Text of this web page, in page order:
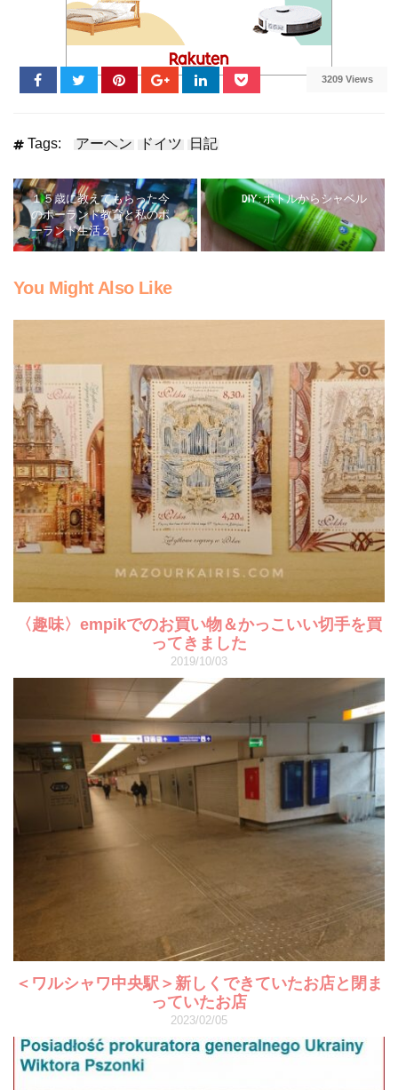
3209 Views
Tags: アーヘン ドイツ 日記
１５歳に教えてもらった今
のポーランド教育と私のポ
ーランド生活２
DIY : ボトルからシャベル
You Might Also Like
〈趣味〉empikでのお買い物＆かっこいい切手を買
ってきました
2019/10/03
＜ワルシャワ中央駅＞新しくできていたお店と閉ま
っていたお店
2023/02/05